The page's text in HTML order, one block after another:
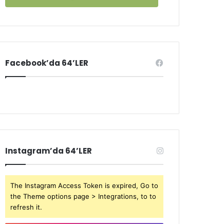
Facebook’da 64’LER
Instagram’da 64’LER
The Instagram Access Token is expired, Go to
the Theme options page > Integrations, to to
refresh it.